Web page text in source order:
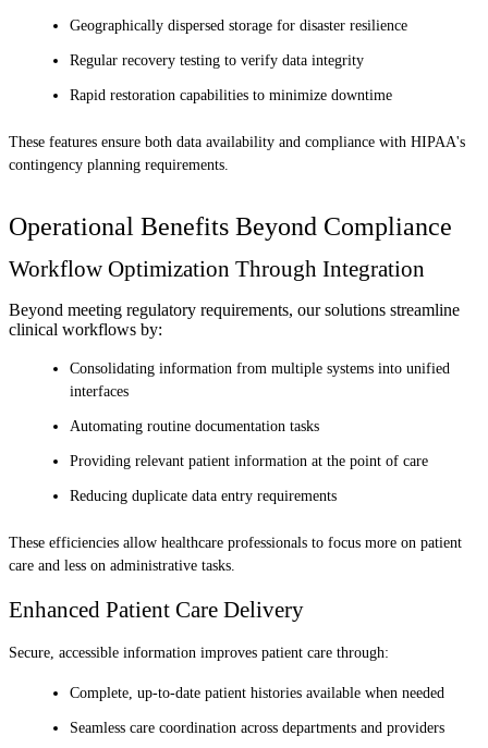
Geographically dispersed storage for disaster resilience
Regular recovery testing to verify data integrity
Rapid restoration capabilities to minimize downtime
These features ensure both data availability and compliance with HIPAA's
contingency planning requirements.
Operational Benefits Beyond Compliance
Workflow Optimization Through Integration
Beyond meeting regulatory requirements, our solutions streamline
clinical workflows by:
Consolidating information from multiple systems into unified
interfaces
Automating routine documentation tasks
Providing relevant patient information at the point of care
Reducing duplicate data entry requirements
These efficiencies allow healthcare professionals to focus more on patient
care and less on administrative tasks.
Enhanced Patient Care Delivery
Secure, accessible information improves patient care through:
Complete, up-to-date patient histories available when needed
Seamless care coordination across departments and providers